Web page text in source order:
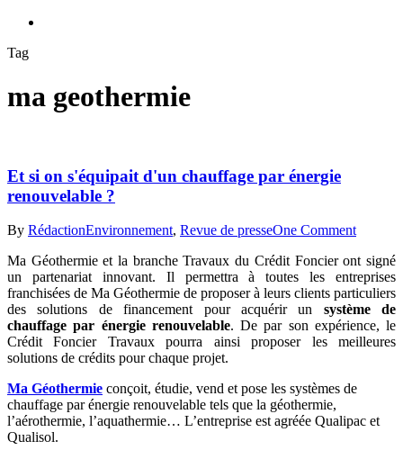
Tag
ma geothermie
Et si on s'équipait d'un chauffage par énergie
renouvelable ?
By RédactionEnvironnement, Revue de presseOne Comment
Ma Géothermie et la branche Travaux du Crédit Foncier ont signé
un partenariat innovant. Il permettra à toutes les entreprises
franchisées de Ma Géothermie de proposer à leurs clients particuliers
des solutions de financement pour acquérir un système de
chauffage par énergie renouvelable. De par son expérience, le
Crédit Foncier Travaux pourra ainsi proposer les meilleures
solutions de crédits pour chaque projet.
Ma Géothermie conçoit, étudie, vend et pose les systèmes de
chauffage par énergie renouvelable tels que la géothermie,
l’aérothermie, l’aquathermie… L’entreprise est agréée Qualipac et
Qualisol.